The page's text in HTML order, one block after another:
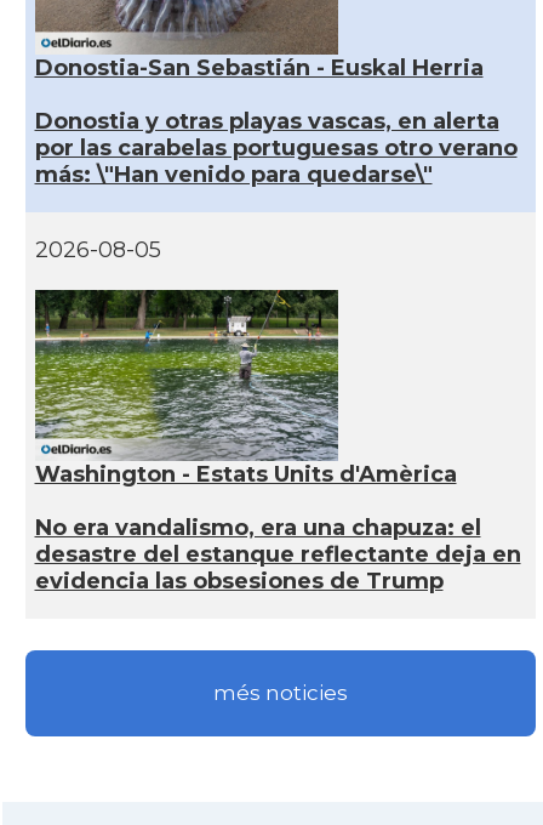
Donostia-San Sebastián - Euskal Herria
Donostia y otras playas vascas, en alerta
por las carabelas portuguesas otro verano
más: \"Han venido para quedarse\"
2026-08-05
Washington - Estats Units d'Amèrica
No era vandalismo, era una chapuza: el
desastre del estanque reflectante deja en
evidencia las obsesiones de Trump
més noticies